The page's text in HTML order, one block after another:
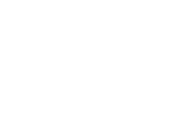
アイアンは飛距離
たところで色々物